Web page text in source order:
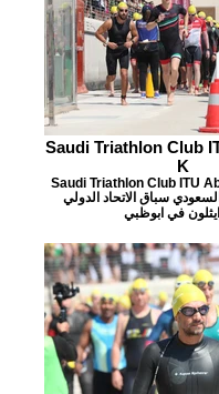
Saudi Triathlon Club
K
Saudi Triathlon Club ITU
السعودي سباق الاتحاد الدولي
في ابوظبي